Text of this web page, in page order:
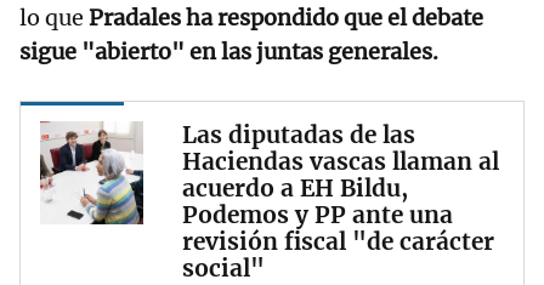
lo que Pradales ha respondido que el debate
sigue "abierto" en las juntas generales.
Las diputadas de las
Haciendas vascas llaman al
acuerdo a EH Bildu,
Podemos y PP ante una
revisión fiscal "de carácter
social"